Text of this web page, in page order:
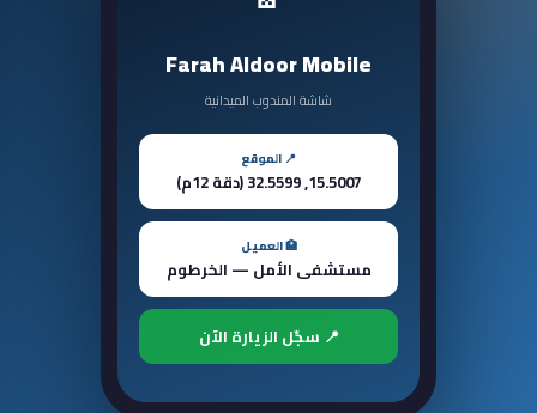
Farah Aldoor Mobile
شاشة المندوب الميدانية
📍 الموقع
15.5007, 32.5599 (دقة 12م)
🏥 العميل
مستشفى الأمل — الخرطوم
📍 سجّل الزيارة الآن